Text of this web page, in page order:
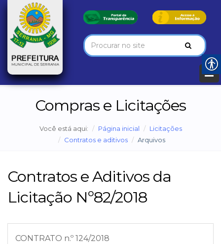
Compras e Licitações
Você está aqui: Página inicial
Licitações
Contratos e aditivos
Arquivos
Contratos e Aditivos da
Licitação Nº82/2018
CONTRATO n.º 124/2018